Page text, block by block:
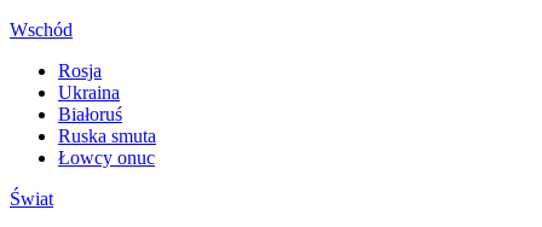
Wschód
Rosja
Ukraina
Białoruś
Ruska smuta
Łowcy onuc
Świat